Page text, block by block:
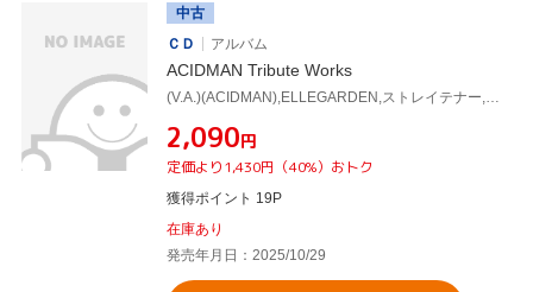
中古
ＣＤ
アルバム
ACIDMAN Tribute Works
¥2,090円
定価より1,430円（40%）おトク
獲得ポイント 19P
在庫あり
発売年月日：2025/10/29